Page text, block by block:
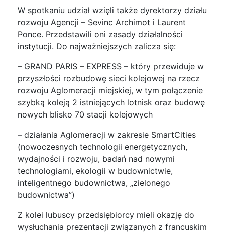
W spotkaniu udział wzięli także dyrektorzy działu
rozwoju Agencji – Sevinc Archimot i Laurent
Ponce. Przedstawili oni zasady działalności
instytucji. Do najważniejszych zalicza się:
– GRAND PARIS – EXPRESS – który przewiduje w
przyszłości rozbudowę sieci kolejowej na rzecz
rozwoju Aglomeracji miejskiej, w tym połączenie
szybką koleją 2 istniejących lotnisk oraz budowę
nowych blisko 70 stacji kolejowych
– działania Aglomeracji w zakresie SmartCities
(nowoczesnych technologii energetycznych,
wydajności i rozwoju, badań nad nowymi
technologiami, ekologii w budownictwie,
inteligentnego budownictwa, „zielonego
budownictwa”)
Z kolei lubuscy przedsiębiorcy mieli okazję do
wysłuchania prezentacji związanych z francuskim